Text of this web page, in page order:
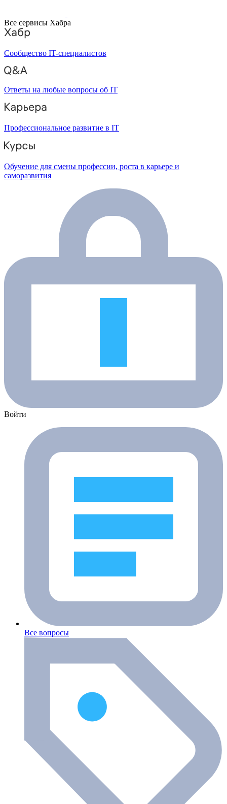
Все сервисы Хабра
Сообщество IT-специалистов
Ответы на любые вопросы об IT
Профессиональное развитие в IT
Обучение для смены профессии, роста в карьере и
саморазвития
Войти
Все вопросы